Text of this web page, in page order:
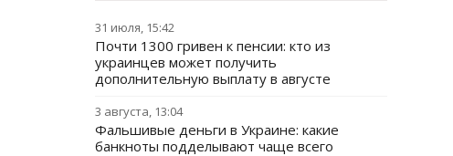
31 июля, 15:42
Почти 1300 гривен к пенсии: кто из
украинцев может получить
дополнительную выплату в августе
3 августа, 13:04
Фальшивые деньги в Украине: какие
банкноты подделывают чаще всего